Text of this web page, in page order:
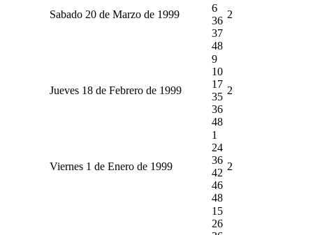
Sabado 20 de Marzo de 1999
6
36
37
48
2
Jueves 18 de Febrero de 1999
9
10
17
35
36
48
2
Viernes 1 de Enero de 1999
1
24
36
42
46
48
2
15
26